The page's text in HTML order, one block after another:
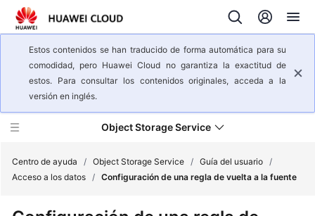
Estos contenidos se han traducido de forma automática para su
comodidad, pero Huawei Cloud no garantiza la exactitud de
estos. Para consultar los contenidos originales, acceda a la
versión en inglés.
Object Storage Service
Centro de ayuda / Object Storage Service / Guía del usuario /
Acceso a los datos / Configuración de una regla de vuelta a la fuente